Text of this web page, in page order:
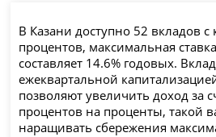
В Казани доступно 52 вкладов с
процентов, максимальная
составляет 14.6% годовых.
ежеквартальной
позволяют увеличить доход за
процентов на проценты, такой
наращивать сбережения